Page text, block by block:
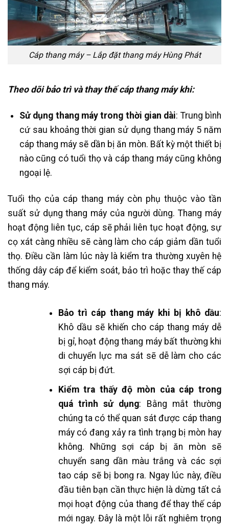
Cáp thang máy – Lắp đặt thang máy Hùng Phát
Theo dõi bảo trì và thay thế cáp thang máy khi:
Sử dụng thang máy trong thời gian dài: Trung bình
cứ sau khoảng thời gian sử dụng thang máy 5 năm
cáp thang máy sẽ dần bị ăn mòn. Bất kỳ một thiết bị
nào cũng có tuổi thọ và cáp thang máy cũng không
ngoại lệ.
Tuổi thọ của cáp thang máy còn phụ thuộc vào tần
suất sử dụng thang máy của người dùng. Thang máy
hoạt động liên tục, cáp sẽ phải liên tục hoạt động, sự
cọ xát càng nhiều sẽ càng làm cho cáp giảm dần tuổi
thọ. Điều cần làm lúc này là kiểm tra thường xuyên hệ
thống dây cáp để kiểm soát, bảo trì hoặc thay thế cáp
thang máy.
Bảo trì cáp thang máy khi bị khô dầu:
Khô dầu sẽ khiến cho cáp thang máy dễ
bị gỉ, hoạt động thang máy bất thường khi
di chuyển lực ma sát sẽ dễ làm cho các
sợi cáp bị đứt.
Kiểm tra thấy độ mòn của cáp trong
quá trình sử dụng: Bằng mắt thường
chúng ta có thể quan sát được cáp thang
máy có đang xảy ra tình trạng bị mòn hay
không. Những sợi cáp bị ăn mòn sẽ
chuyển sang dần màu trắng và các sợi
tao cáp sẽ bị bong ra. Ngay lúc này, điều
đầu tiên bạn cần thực hiện là dừng tất cả
mọi hoạt động của thang để thay thế cáp
mới ngay. Đây là một lỗi rất nghiêm trọng